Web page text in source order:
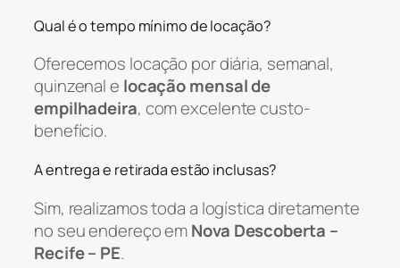
Qual é o tempo mínimo de locação?
Oferecemos locação por diária, semanal,
quinzenal e locação mensal de
empilhadeira, com excelente custo-
benefício.
A entrega e retirada estão inclusas?
Sim, realizamos toda a logística diretamente
no seu endereço emNova Descoberta –
Recife – PE.